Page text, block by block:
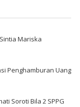
Mariska
Penghamburan Uang
Soroti Bila 2 SPPG